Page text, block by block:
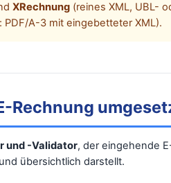
XRechnung(reines XML, UBL-
PDF/A-3 mit eingebetteter XML).
Rechnung
und -Validator, der eingehende
und übersichtlich darstellt.